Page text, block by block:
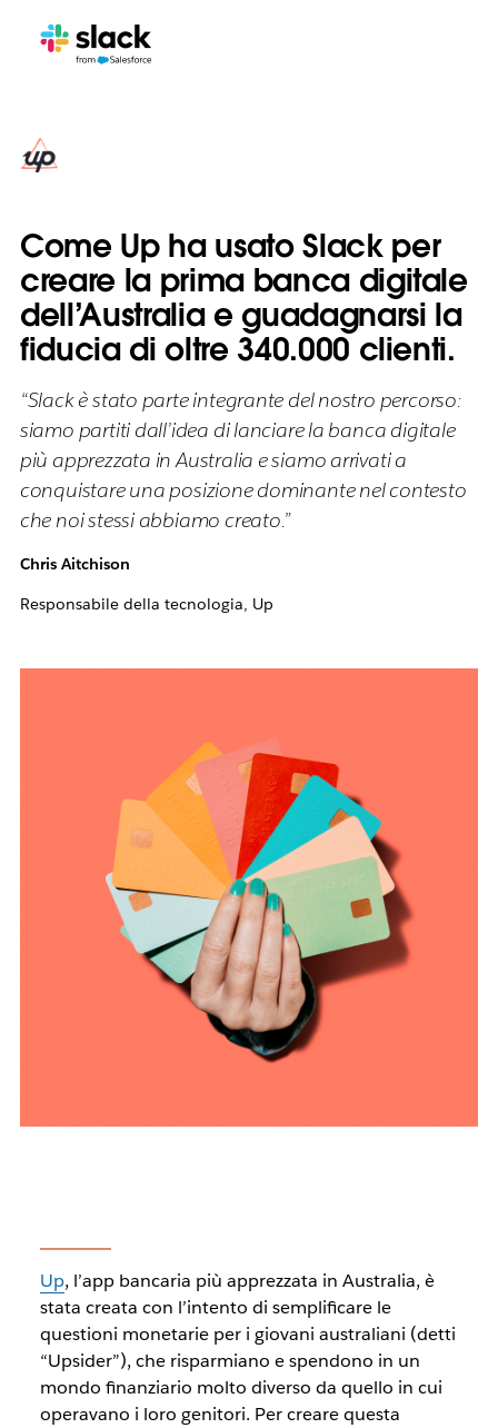
Come Up ha usato Slack per
creare la prima banca digitale
dell’Australia e guadagnarsi la
fiducia di oltre 340.000 clienti.
“Slack è stato parte integrante del nostro percorso:
siamo partiti dall’idea di lanciare la banca digitale
più apprezzata in Australia e siamo arrivati a
conquistare una posizione dominante nel contesto
che noi stessi abbiamo creato.”
Chris Aitchison
Responsabile della tecnologia, Up
Up, l’app bancaria più apprezzata in Australia, è
stata creata con l’intento di semplificare le
questioni monetarie per i giovani australiani (detti
“Upsider”), che risparmiano e spendono in un
mondo finanziario molto diverso da quello in cui
operavano i loro genitori. Per creare questa